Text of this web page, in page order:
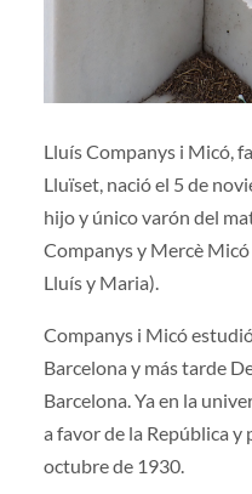
Lluís Companys i Micó,
Lluïset, nació el 5 de
hijo y único varón del
Companys y Mercè
Lluís y Maria).
Companys i Micó
Barcelona y más tarde
Barcelona. Ya en la
a favor de la República
octubre de 1930.